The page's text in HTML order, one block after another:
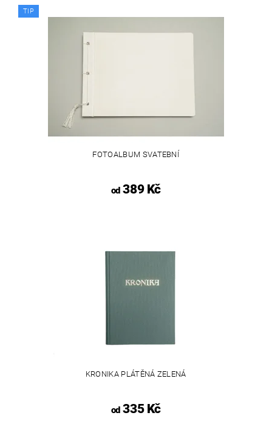
TIP
FOTOALBUM SVATEBNÍ
od389 Kč
KRONIKA PLÁTĚNÁ ZELENÁ
od335 Kč